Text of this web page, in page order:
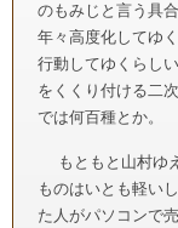
のもみじと言う具
年々高度化してゆ
行動してゆくらし
をくくり付ける二
では何百種とか。
もともと山村ゆ
ものはいとも軽い
た人がパソコンで